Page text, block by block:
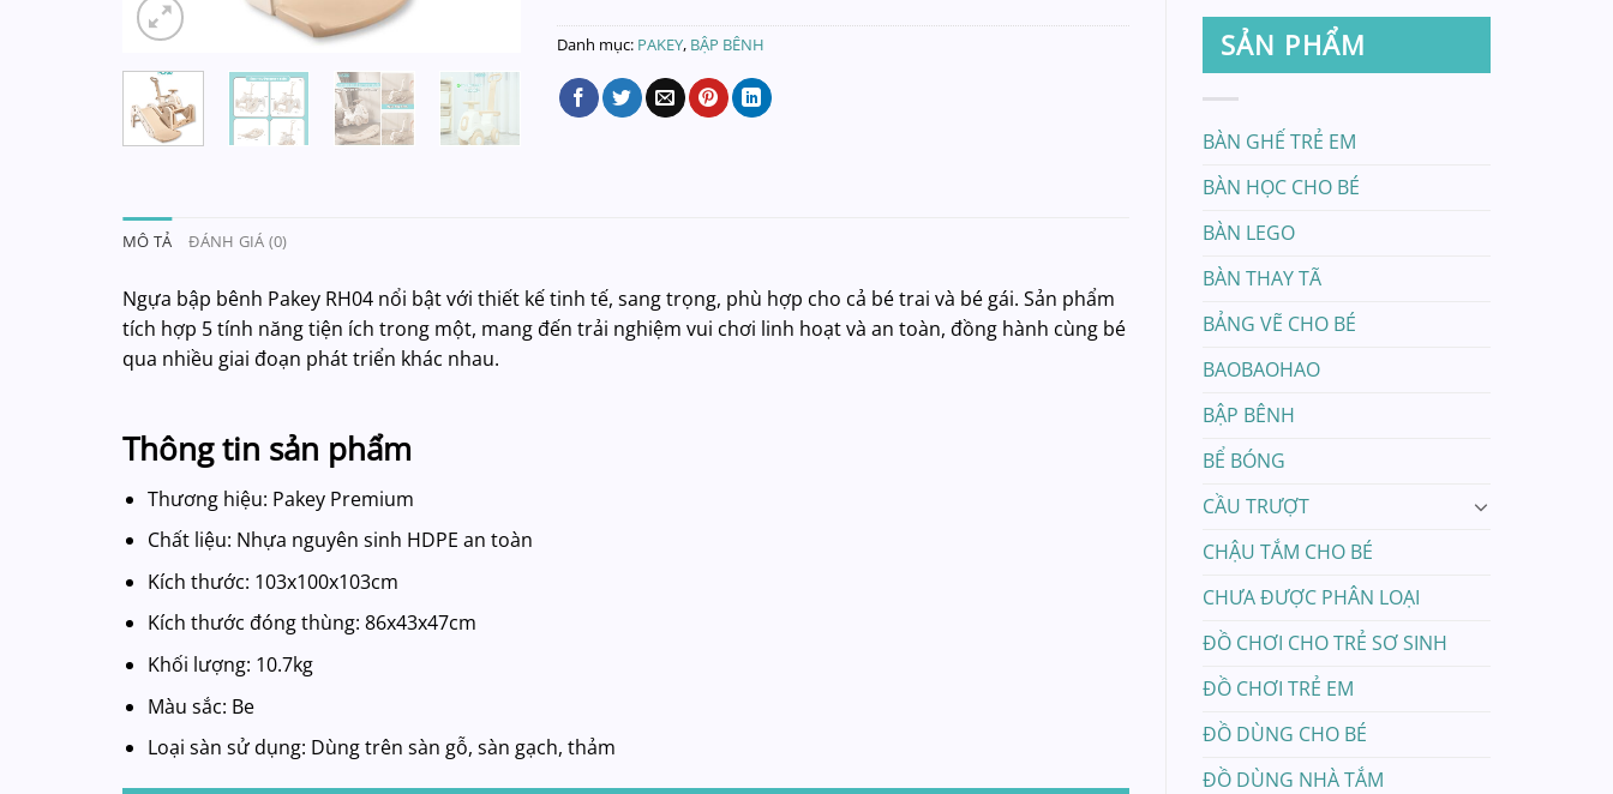
SẢN PHẨM
BÀN GHẾ TRẺ EM
BÀN HỌC CHO BÉ
BÀN LEGO
BÀN THAY TÃ
BẢNG VẼ CHO BÉ
BAOBAOHAO
BẬP BÊNH
BỂ BÓNG
CẦU TRƯỢT
CHẬU TẮM CHO BÉ
CHƯA ĐƯỢC PHÂN LOẠI
ĐỒ CHƠI CHO TRẺ SƠ SINH
ĐỒ CHƠI TRẺ EM
ĐỒ DÙNG CHO BÉ
ĐỒ DÙNG NHÀ TẮM
Danh mục: PAKEY, BẬP BÊNH
MÔ TẢ ĐÁNH GIÁ (0)
Ngựa bập bênh Pakey RH04 nổi bật với thiết kế tinh tế, sang trọng, phù hợp cho cả bé trai và bé gái. Sản phẩm
tích hợp 5 tính năng tiện ích trong một, mang đến trải nghiệm vui chơi linh hoạt và an toàn, đồng hành cùng bé
qua nhiều giai đoạn phát triển khác nhau.
Thông tin sản phẩm
Thương hiệu: Pakey Premium
Chất liệu: Nhựa nguyên sinh HDPE an toàn
Kích thước: 103x100x103cm
Kích thước đóng thùng: 86x43x47cm
Khối lượng: 10.7kg
Màu sắc: Be
Loại sàn sử dụng: Dùng trên sàn gỗ, sàn gạch, thảm